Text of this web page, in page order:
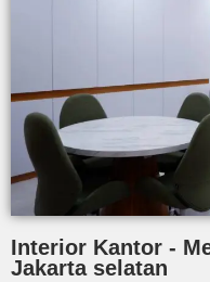
Interior Kantor -
Jakarta selatan